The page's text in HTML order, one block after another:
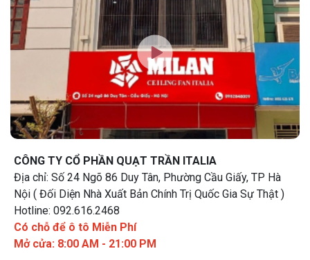
CÔNG TY CỔ PHẦN QUẠT TRẦN ITALIA
Địa chỉ: Số 24 Ngõ 86 Duy Tân, Phường Cầu Giấy, TP Hà
Nội ( Đối Diện Nhà Xuất Bản Chính Trị Quốc Gia Sự Thật )
Hotline: 092.616.2468
Có chỗ để ô tô Miễn Phí
Mở cửa: 8:00 AM - 21:00 PM